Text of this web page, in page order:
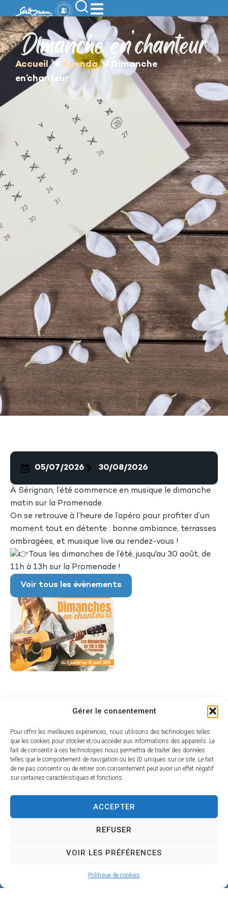
Gérer le consentement
Pour offrir les meilleures expériences, nous utilisons des technologies telles
que les cookies pour stocker et/ou accéder aux informations des appareils. Le
fait de consentir à ces technologies nous permettra de traiter des données
telles que le comportement de navigation ou les ID uniques sur ce site. Le fait
de ne pas consentir ou de retirer son consentement peut avoir un effet négatif
sur certaines caractéristiques et fonctions.
ACCEPTER
REFUSER
VOIR LES PRÉFÉRENCES
Politique de cookies
principal
Dimanche en’chanteur
Accueil༄ Agenda༄ Dimanche
en’chanteur
05/07/2026 30/08/2026
À Sérignan, l’été commence en musique le dimanche
matin sur la Promenade.
On se retrouve à l’heure de l’apéro pour profiter d’un
moment tout en détente : bonne ambiance, terrasses
ombragées, et musique live au rendez-vous !
Tous les dimanches de l’été, jusqu'au 30 août, de
11h à 13h sur la Promenade !
Voir tous les évènements
146, avenue de la Plage
04 67 32 60 90